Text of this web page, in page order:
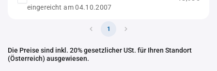
eingereicht am 04.10.2007
1
Die Preise sind inkl. 20% gesetzlicher USt. für Ihren Standort
(Österreich) ausgewiesen.